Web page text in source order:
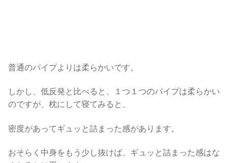
普通のパイプよりは柔らかいです。
しかし、低反発と比べると、１つ１つのパイプは柔らかい
のですが、枕にして寝てみると、
密度があってギュッと詰まった感があります。
おそらく中身をもう少し抜けば、ギュッと詰まった感はな